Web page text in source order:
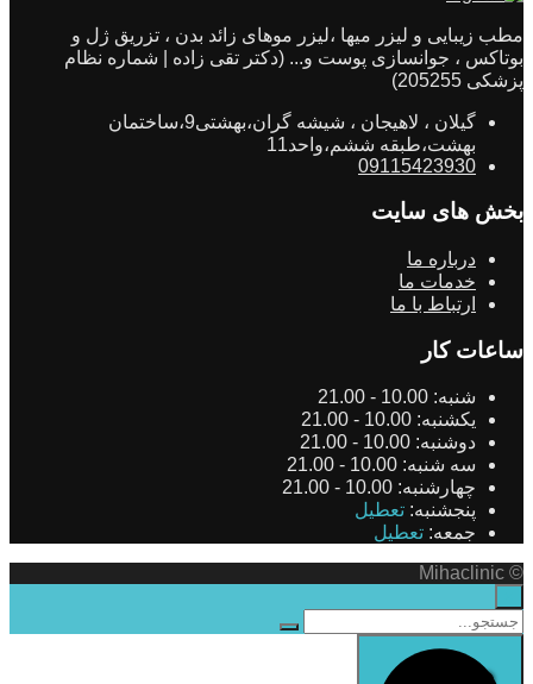
مطب زیبایی و لیزر میها ،لیزر موهای زائد بدن ، تزریق ژل و
بوتاکس ، جوانسازی پوست و... (دکتر تقی زاده | شماره نظام
پزشکی 205255)
گیلان ، لاهیجان ، شیشه گران،بهشتی9،ساختمان
بهشت،طبقه ششم،واحد11
09115423930
بخش های سایت
درباره ما
خدمات ما
ارتباط با ما
ساعات کار
شنبه: 10.00 - 21.00
یکشنبه: 10.00 - 21.00
دوشنبه: 10.00 - 21.00
سه شنبه: 10.00 - 21.00
چهارشنبه: 10.00 - 21.00
پنجشنبه: تعطیل
جمعه: تعطیل
© Mihaclinic